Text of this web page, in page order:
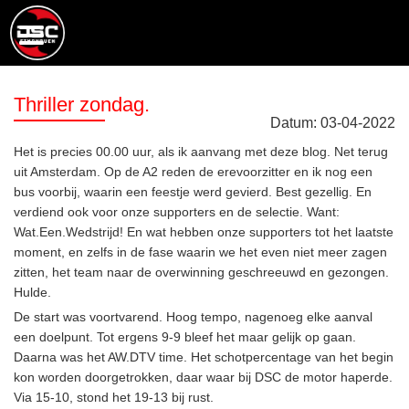
Thriller zondag.
Datum: 03-04-2022
Het is precies 00.00 uur, als ik aanvang met deze blog. Net terug
uit Amsterdam. Op de A2 reden de erevoorzitter en ik nog een
bus voorbij, waarin een feestje werd gevierd. Best gezellig. En
verdiend ook voor onze supporters en de selectie. Want:
Wat.Een.Wedstrijd! En wat hebben onze supporters tot het laatste
moment, en zelfs in de fase waarin we het even niet meer zagen
zitten, het team naar de overwinning geschreeuwd en gezongen.
Hulde.
De start was voortvarend. Hoog tempo, nagenoeg elke aanval
een doelpunt. Tot ergens 9-9 bleef het maar gelijk op gaan.
Daarna was het AW.DTV time. Het schotpercentage van het begin
kon worden doorgetrokken, daar waar bij DSC de motor haperde.
Via 15-10, stond het 19-13 bij rust.